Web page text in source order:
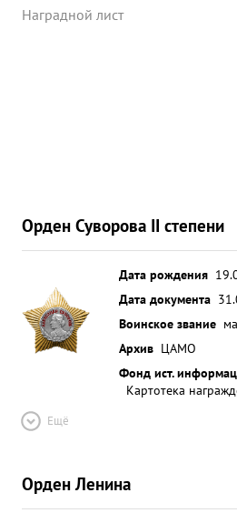
подвиги. Будучи трижды
Наградной лист
Орден Суворова II степени
Дата рождения
Дата документа
Воинское звание
Архив ЦАМО
Фонд ист.
Картотека
Ещё
Орден Ленина